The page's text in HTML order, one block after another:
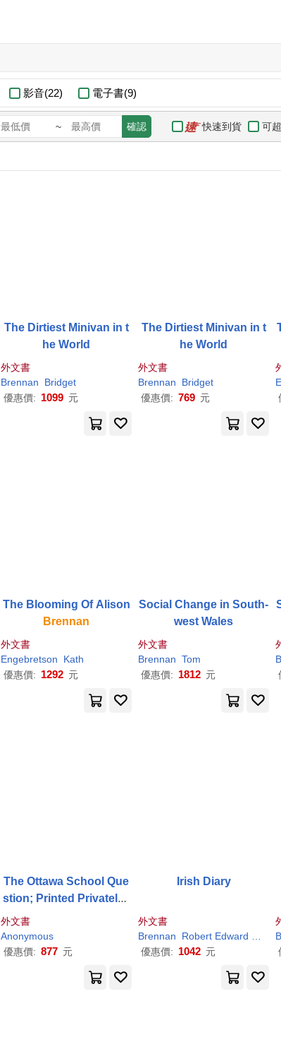
影音(22) 電子書(9)
~ 確認 快速到貨 可
The Dirtiest Minivan in t
he World
外文書
Brennan
Bridget
優惠價: 1099 元
The Dirtiest Minivan in t
he World
外文書
Brennan
Bridget
優惠價: 769 元
Brennan
外文書
Engebretson
Kath
優惠價: 1292 元
Social Change in South-
west Wales
外文書
Brennan Tom
優惠價: 1812 元
The Ottawa School Que
stion; Printed Privately f
or R. Mackell, J.F. Laniga
n, H.F. Sims, A.J.
n, M.J. O’’Neill and
外文書
Anonymous
優惠價: 877 元
Irish Diary
外文書
Brennan
Robert Edward 1897-
優惠價: 1042 元